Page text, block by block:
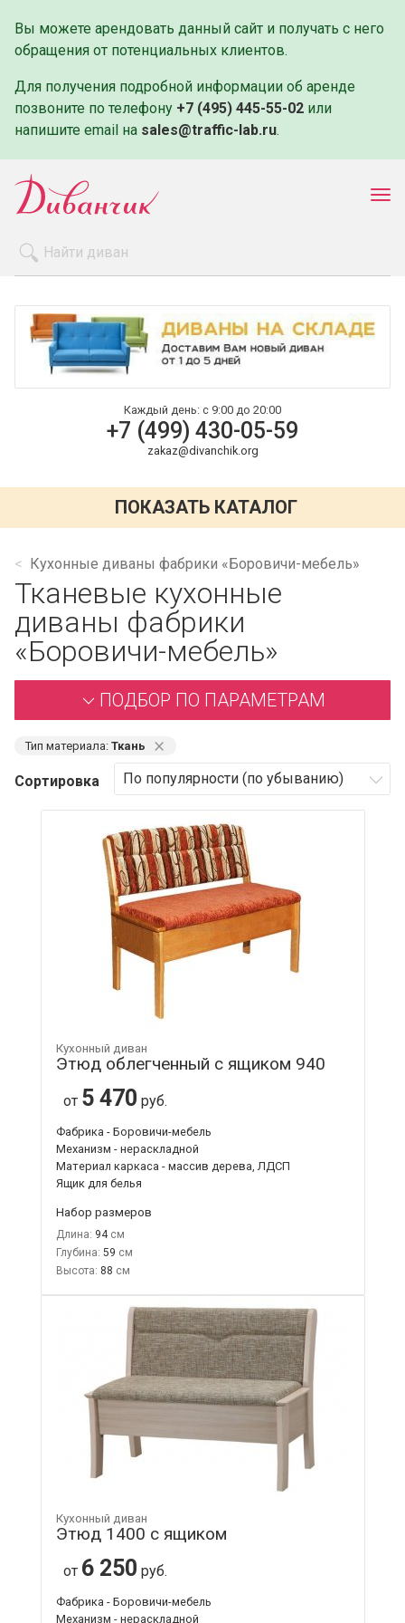
Вы можете арендовать данный сайт и получать с него
обращения от потенциальных клиентов.
Для получения подробной информации об аренде
позвоните по телефону +7 (495) 445-55-02 или
напишите email на sales@traffic-lab.ru.
Оплата и доставка
Контакты
Каждый день: с 9:00 до 20:00
+7 (499) 430-05-59
zakaz@divanchik.org
ПОКАЗАТЬ КАТАЛОГ
Кухонные диваны фабрики «Боровичи-мебель»
Тканевые кухонные
диваны фабрики
«Боровичи-мебель»
ПОДБОР ПО ПАРАМЕТРАМ
Тип материала: Ткань ⨯
Сортировка
Кухонный диван
Этюд облегченный с ящиком 940
от 5 470 руб.
Фабрика - Боровичи-мебель
Механизм - нераскладной
Материал каркаса - массив дерева, ЛДСП
Ящик для белья
Набор размеров
Длина: 94
Глубина: 59
Высота: 88
Кухонный диван
Этюд 1400 с ящиком
от 6 250 руб.
Фабрика - Боровичи-мебель
Механизм - нераскладной